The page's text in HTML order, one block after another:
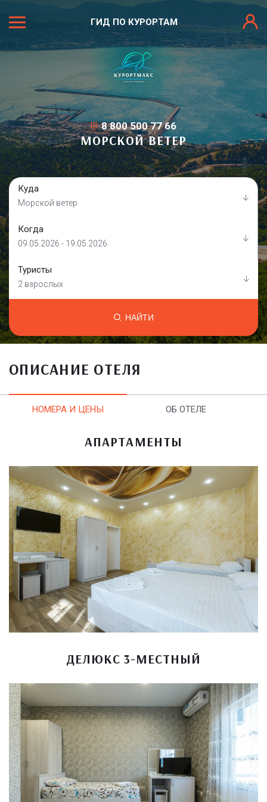
ГИД ПО КУРОРТАМ
8 800 500 77 66
МОРСКОЙ ВЕТЕР
Куда
Морской ветер
Когда
09.05.2026 - 19.05.2026
Туристы
2 взрослых
НАЙТИ
ОПИСАНИЕ ОТЕЛЯ
НОМЕРА И ЦЕНЫ ОБ ОТЕЛЕ
АПАРТАМЕНТЫ
ДЕЛЮКС 3-МЕСТНЫЙ